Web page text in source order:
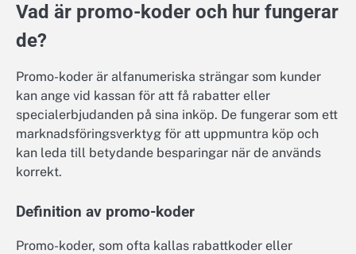
Vad är promo-koder och hur fungerar
de?
Promo-koder är alfanumeriska strängar som kunder
kan ange vid kassan för att få rabatter eller
specialerbjudanden på sina inköp. De fungerar som ett
marknadsföringsverktyg för att uppmuntra köp och
kan leda till betydande besparingar när de används
korrekt.
Definition av promo-koder
Promo-koder, som ofta kallas rabattkoder eller